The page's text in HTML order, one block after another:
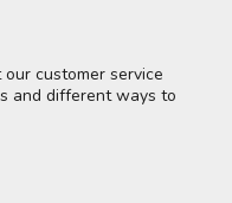
customer service
and different ways to